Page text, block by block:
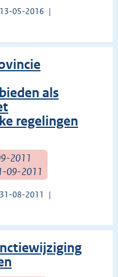
05-2016
als
regelingen
2011
09-2011
08-2011